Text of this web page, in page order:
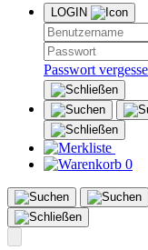
LOGIN
Passwort
0